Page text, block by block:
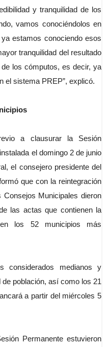
y tranquilidad de los
vamos conociéndolos en
estamos conociendo esos
tranquilidad del resultado
los cómputos, es decir, ya
el sistema PREP”, explicó.
a clausurar la Sesión
el domingo 2 de junio
el consejero presidente del
que con la reintegración
Municipales dieron
las actas que contienen la
los 52 municipios más
considerados medianos y
población, así como los 21
a partir del miércoles 5
Permanente estuvieron